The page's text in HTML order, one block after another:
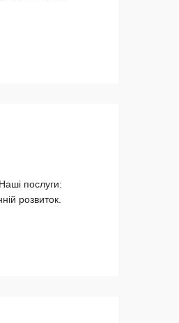
послуги:
розвиток.